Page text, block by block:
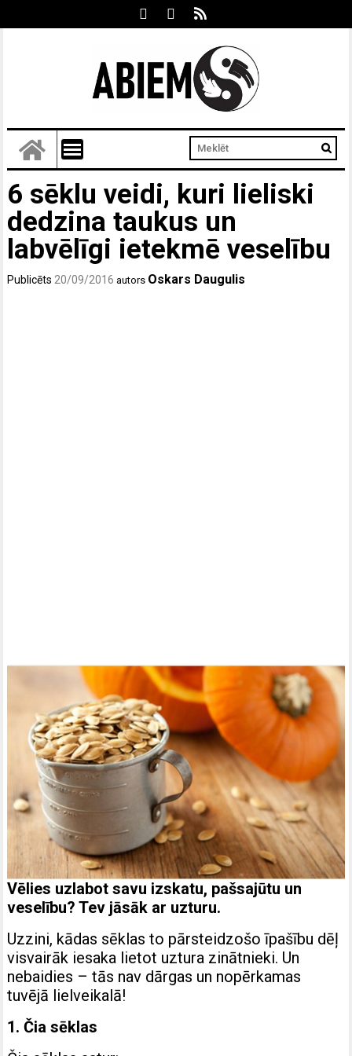
6 sēklu veidi, kuri lieliski
dedzina taukus un
labvēlīgi ietekmē veselību
Publicēts 20/09/2016 autors Oskars Daugulis
Vēlies uzlabot savu izskatu, pašsajūtu un
veselību? Tev jāsāk ar uzturu.
Uzzini, kādas sēklas to pārsteidzošo īpašību dēļ
visvairāk iesaka lietot uztura zinātnieki. Un
nebaidies – tās nav dārgas un nopērkamas
tuvējā lielveikalā!
1. Čia sēklas